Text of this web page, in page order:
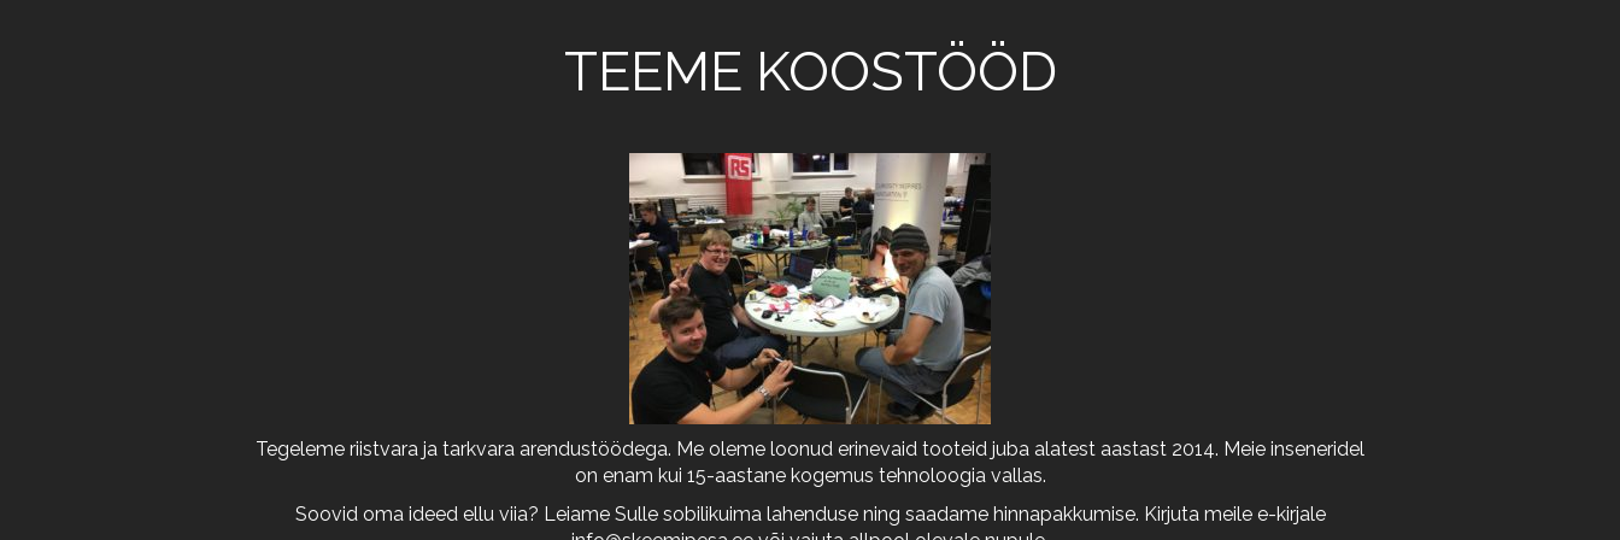
TEEME KOOSTÖÖD
Tegeleme riistvara ja tarkvara arendustöödega. Me oleme loonud erinevaid tooteid juba alatest aastast 2014. Meie inseneridel
on enam kui 15-aastane kogemus tehnoloogia vallas.
Soovid oma ideed ellu viia? Leiame Sulle sobilikuima lahenduse ning saadame hinnapakkumise. Kirjuta meile e-kirjale